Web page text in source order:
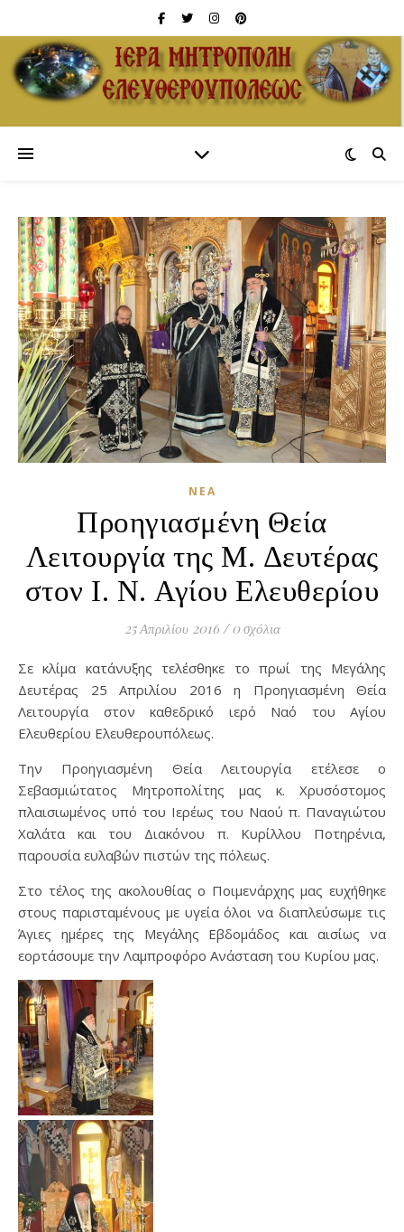
ΝΈΑ
Προηγιασμένη Θεία
Λειτουργία της Μ. Δευτέρας
στον Ι. Ν. Αγίου Ελευθερίου
25 Απριλίου 2016 / 0 σχόλια
Σε κλίμα κατάνυξης τελέσθηκε το πρωί της Μεγάλης
Δευτέρας 25 Απριλίου 2016 η Προηγιασμένη Θεία
Λειτουργία στον καθεδρικό ιερό Ναό του Αγίου
Ελευθερίου Ελευθερουπόλεως.
Την Προηγιασμένη Θεία Λειτουργία ετέλεσε ο
Σεβασμιώτατος Μητροπολίτης μας κ. Χρυσόστομος
πλαισιωμένος υπό του Ιερέως του Ναού π. Παναγιώτου
Χαλάτα και του Διακόνου π. Κυρίλλου Ποτηρένια,
παρουσία ευλαβών πιστών της πόλεως.
Στο τέλος της ακολουθίας ο Ποιμενάρχης μας ευχήθηκε
στους παρισταμένους με υγεία όλοι να διαπλεύσωμε τις
Άγιες ημέρες της Μεγάλης Εβδομάδος και αισίως να
εορτάσουμε την Λαμπροφόρο Ανάσταση του Κυρίου μας.